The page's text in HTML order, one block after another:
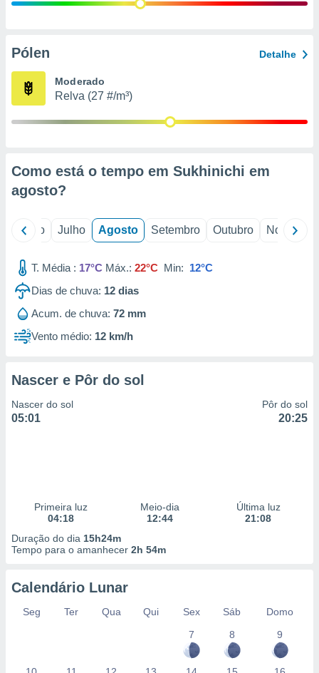
e
de
Pólen Detalhe
Moderado
Relva (27 #/m³)
Como está o tempo em Sukhinichi em
agosto?
Junho Julho Agosto Setembro Outubro Novembro
T. Média : 17°C Máx.: 22°C Min: 12°C
Dias de chuva: 12 dias
Acum. de chuva: 72 mm
Vento médio: 12 km/h
Nascer e Pôr do sol
Nascer do sol
05:01
Pôr do sol
20:25
Primeira luz
04:18
Meio-dia
12:44
Última luz
21:08
Duração do dia 15h24m
Tempo para o amanhecer 2h 54m
Calendário Lunar
Seg Ter Qua Qui Sex Sáb
Domo
7
8 9